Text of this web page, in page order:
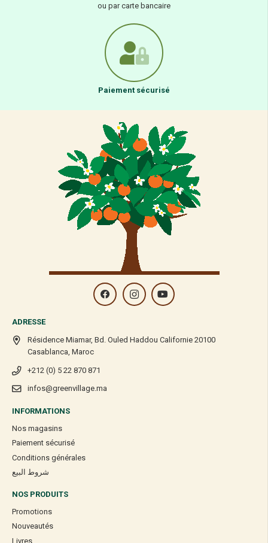
ou par carte bancaire
Paiement sécurisé
ADRESSE
Résidence Miamar, Bd. Ouled Haddou Californie 20100
Casablanca, Maroc
+212 (0) 5 22 870 871
infos@greenvillage.ma
INFORMATIONS
Nos magasins
Paiement sécurisé
Conditions générales
شروط البيع
NOS PRODUITS
Promotions
Nouveautés
Livres